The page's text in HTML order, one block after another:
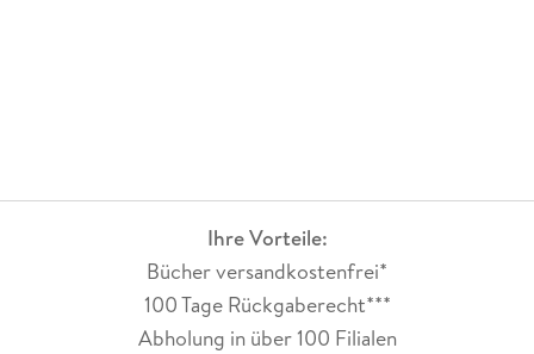
Ihre Vorteile:
Bücher versandkostenfrei*
100 Tage Rückgaberecht***
Abholung in über 100 Filialen